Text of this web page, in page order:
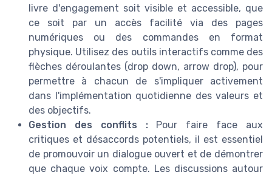
livre d'engagement soit visible et accessible, que
ce soit par un accès facilité via des pages
numériques ou des commandes en format
physique. Utilisez des outils interactifs comme des
flèches déroulantes (drop down, arrow drop), pour
permettre à chacun de s'impliquer activement
dans l'implémentation quotidienne des valeurs et
des objectifs.
Gestion des conflits :Pour faire face aux
critiques et désaccords potentiels, il est essentiel
de promouvoir un dialogue ouvert et de démontrer
que chaque voix compte. Les discussions autour